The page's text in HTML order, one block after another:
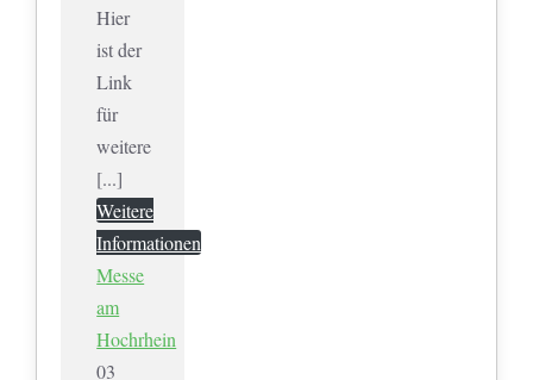
Hier
ist der
Link
für
weitere
[...]
Weitere
Informationen
Messe
am
Hochrhein
03